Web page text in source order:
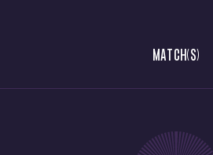
MATCH(S)